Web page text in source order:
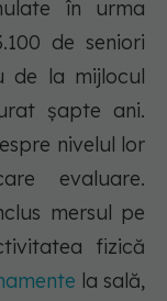
în urma
de seniori
de la mijlocul
șapte ani.
nivelul lor
evaluare.
mersul pe
fizică
la sală,